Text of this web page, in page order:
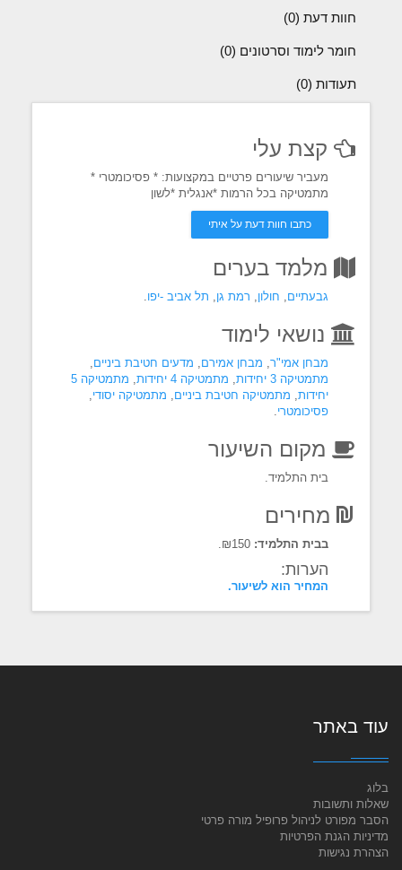
חוות דעת (0
)
חומר לימוד וסרטונים (0)
תעודות (0)
קצת עלי
מעביר שיעורים פרטיים במקצועות: * פסיכומטרי *
מתמטיקה בכל הרמות *אנגלית *לשון
כתבו חוות דעת על איתי
מלמד בערים
גבעתיים, חולון, רמת גן, תל אביב -יפו.
נושאי לימוד
מבחן אמי"ר, מבחן אמירם, מדעים חטיבת ביניים,
מתמטיקה 3 יחידות
, מתמטיקה 4 יחידות ,
מתמטיקה 5
יחידות, מתמטיקה חטיבת ביניים, מתמטיקה יסודי,
פסיכומטרי.
מקום השיעור
בית התלמיד.
מחירים
בבית התלמיד:
הערות:
המחיר הוא לשיעור.
עוד באתר
בלוג
שאלות ותשובות
הסבר מפורט לניהול פרופיל מורה פרטי
מדיניות הגנת הפרטיות
הצהרת נגישות